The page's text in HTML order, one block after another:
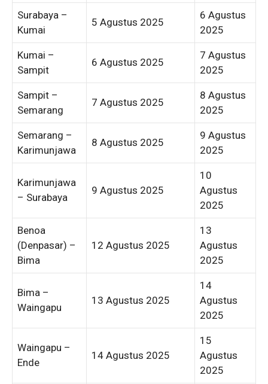
Surabaya –
Kumai
5 Agustus 2025
6 Agustus
2025
Kumai –
Sampit
6 Agustus 2025
7 Agustus
2025
Sampit –
Semarang
7 Agustus 2025
8 Agustus
2025
Semarang –
Karimunjawa
8 Agustus 2025
9 Agustus
2025
Karimunjawa
– Surabaya
9 Agustus 2025
10
Agustus
2025
Benoa
(Denpasar) –
Bima
12 Agustus 2025
13
Agustus
2025
Bima –
Waingapu
13 Agustus 2025
14
Agustus
2025
Waingapu –
Ende
14 Agustus 2025
15
Agustus
2025